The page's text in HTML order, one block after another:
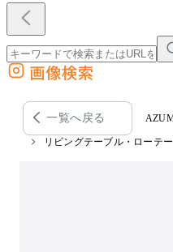
外部サイトの商品をカートに追加
他のサイトで見つけた商品ページのURLを貼
画像検索
一覧へ戻る
リビングテーブル・ローテ